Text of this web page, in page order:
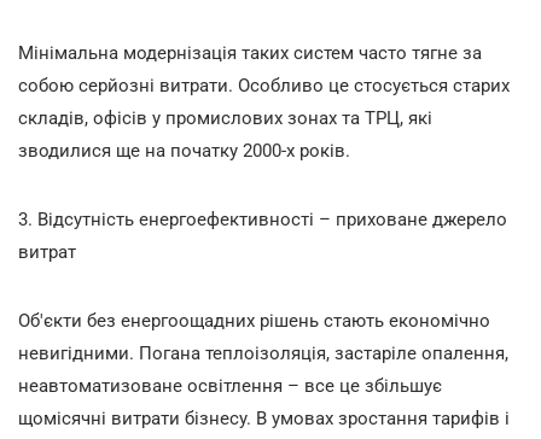
Мінімальна модернізація таких систем часто тягне за
собою серйозні витрати. Особливо це стосується старих
складів, офісів у промислових зонах та ТРЦ, які
зводилися ще на початку 2000-х років.
3. Відсутність енергоефективності – приховане джерело
витрат
Об'єкти без енергоощадних рішень стають економічно
невигідними. Погана теплоізоляція, застаріле опалення,
неавтоматизоване освітлення – все це збільшує
щомісячні витрати бізнесу. В умовах зростання тарифів і